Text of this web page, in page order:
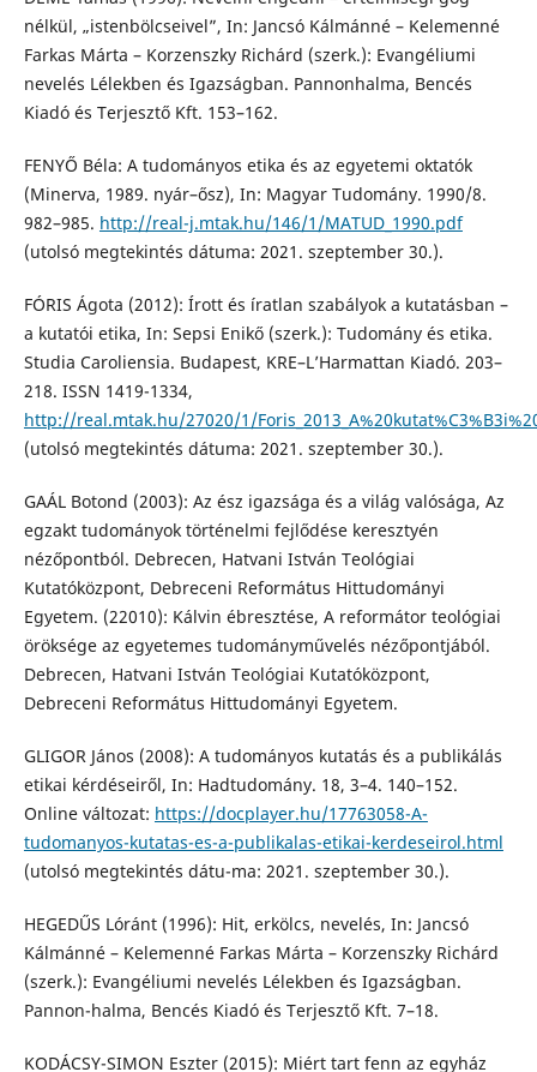
nélkül, „istenbölcseivel”, In: Jancsó Kálmánné – Kelemenné
Farkas Márta – Korzenszky Richárd (szerk.): Evangéliumi
nevelés Lélekben és Igazságban. Pannonhalma, Bencés
Kiadó és Terjesztő Kft. 153–162.
FENYŐ Béla: A tudományos etika és az egyetemi oktatók
(Minerva, 1989. nyár–ősz), In: Magyar Tudomány. 1990/8.
982–985. http://real-j.mtak.hu/146/1/MATUD_1990.pdf
(utolsó megtekintés dátuma: 2021. szeptember 30.).
FÓRIS Ágota (2012): Írott és íratlan szabályok a kutatásban –
a kutatói etika, In: Sepsi Enikő (szerk.): Tudomány és etika.
Studia Caroliensia. Budapest, KRE–L’Harmattan Kiadó. 203–
218. ISSN 1419-1334,
http://real.mtak.hu/27020/1/
(utolsó megtekintés dátuma: 2021. szeptember 30.).
GAÁL Botond (2003): Az ész igazsága és a világ valósága, Az
egzakt tudományok történelmi fejlődése keresztyén
nézőpontból. Debrecen, Hatvani István Teológiai
Kutatóközpont, Debreceni Református Hittudományi
Egyetem. (22010): Kálvin ébresztése, A reformátor teológiai
öröksége az egyetemes tudományművelés nézőpontjából.
Debrecen, Hatvani István Teológiai Kutatóközpont,
Debreceni Református Hittudományi Egyetem.
GLIGOR János (2008): A tudományos kutatás és a publikálás
etikai kérdéseiről, In: Hadtudomány. 18, 3–4. 140–152.
Online változat: https://docplayer.hu/17763058-A-
tudomanyos-kutatas-es-a-publikalas-etikai-kerdeseirol.html
(utolsó megtekintés dátu-ma: 2021. szeptember 30.).
HEGEDŰS Lóránt (1996): Hit, erkölcs, nevelés, In: Jancsó
Kálmánné – Kelemenné Farkas Márta – Korzenszky Richárd
(szerk.): Evangéliumi nevelés Lélekben és Igazságban.
Pannon-halma, Bencés Kiadó és Terjesztő Kft. 7–18.
KODÁCSY-SIMON Eszter (2015): Miért tart fenn az egyház